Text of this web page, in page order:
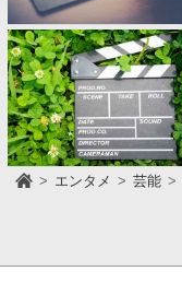
エンタメ 芸能